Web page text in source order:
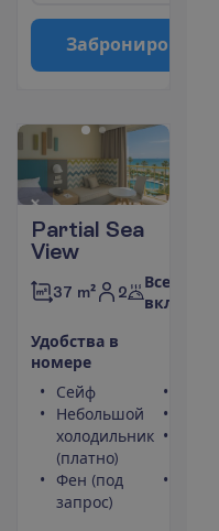
Заброниро
Partial Sea
View
37 m² 2
Все
включено
Удобства в
номере
Сейф
Небольшой
холодильник
(платно)
Фен (под
запрос)